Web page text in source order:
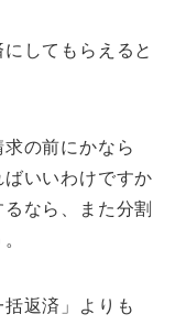
してもらえると
の前にかなら
いいわけですか
なら、また分割
返済」よりも